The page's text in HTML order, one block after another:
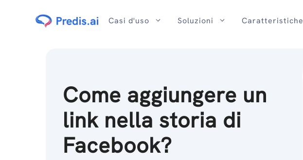
Casi d'uso Soluzioni Caratteristiche
Come aggiungere un
link nella storia di
Facebook?